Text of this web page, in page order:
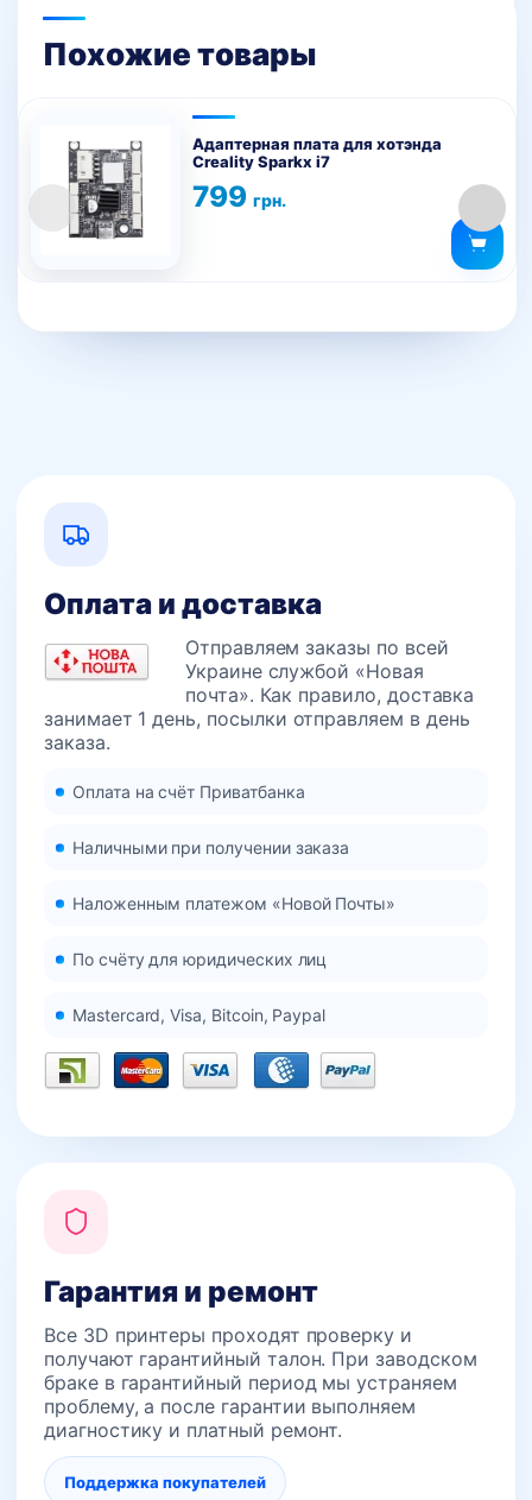
странице
товара.
Похожие товары
Адаптерная плата для хотэнда
Creality Sparkx i7
799 грн.
Оплата и доставка
Отправляем заказы по всей
Украине службой «Новая
почта». Как правило, доставка
занимает 1 день, посылки отправляем в день
заказа.
Оплата на счёт Приватбанка
Наличными при получении заказа
Наложенным платежом «Новой Почты»
По счёту для юридических лиц
Mastercard, Visa, Bitcoin, Paypal
Гарантия и ремонт
Все 3D принтеры проходят проверку и
получают гарантийный талон. При заводском
браке в гарантийный период мы устраняем
проблему, а после гарантии выполняем
диагностику и платный ремонт.
Поддержка покупателей